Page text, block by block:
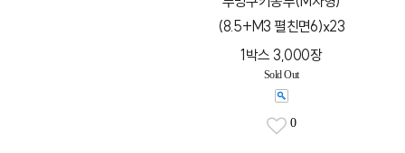
(8.5+M3 펼친면6)x23
1박스 3,000장
Sold Out
0